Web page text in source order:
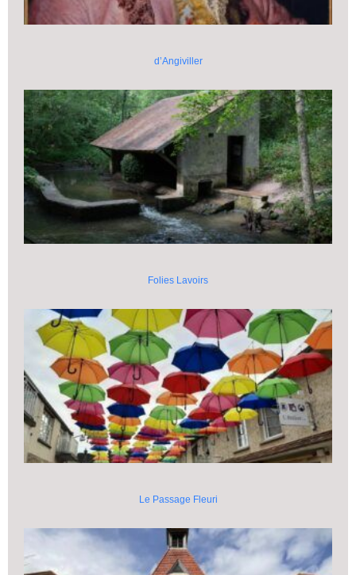
d’Angiviller
Folies Lavoirs
Le Passage Fleuri